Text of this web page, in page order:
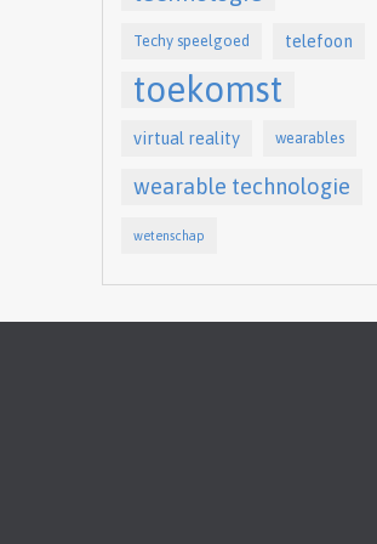
Techy speelgoed telefoon
toekomst
virtual reality wearables
wearable technologie
wetenschap